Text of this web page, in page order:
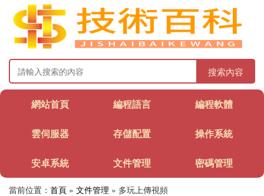
搜索內容
網站首頁 編程語言 編程軟體
雲伺服器 存儲配置 操作系統
安卓系統 文件管理 密碼管理
當前位置： 首頁 » 文件管理 » 多玩上傳視頻